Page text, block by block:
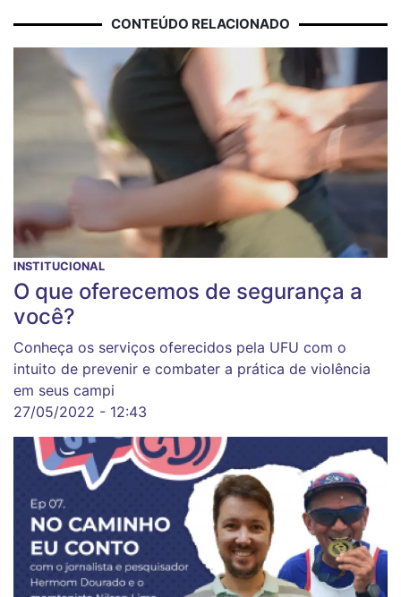
CONTEÚDO RELACIONADO
INSTITUCIONAL
O que oferecemos de segurança a
você?
Conheça os serviços oferecidos pela UFU com o
intuito de prevenir e combater a prática de violência
em seus campi
27/05/2022 - 12:43